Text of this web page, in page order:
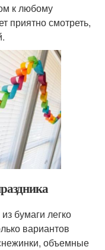
к любому
приятно смотреть,
бумаги легко
вариантов
объемные